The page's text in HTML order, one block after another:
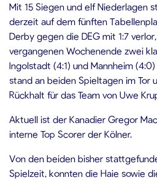
Mit 15 Siegen und elf Niederlagen
derzeit auf dem fünften
Derby gegen die DEG mit 1:7
vergangenen Wochenende zwei
Ingolstadt (4:1) und Mannheim
stand an beiden Spieltagen im Tor
Rückhalt für das Team von Uwe
Aktuell ist der Kanadier Gregor
interne Top Scorer der Kölner.
Von den beiden bisher
Spielzeit, konnten die Haie sowie